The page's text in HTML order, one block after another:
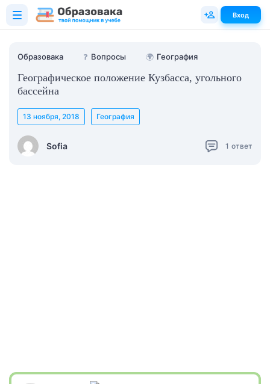
Образовака ❓ Вопросы 🌍 География
Географическое положение Кузбасса, угольного
бассейна
Sofia
13 ноября, 2018 География
1 ответ
Вход